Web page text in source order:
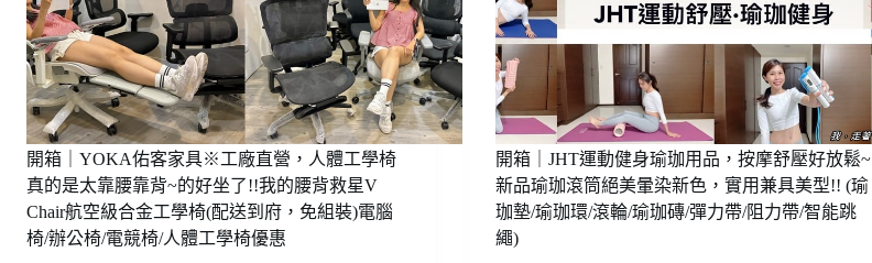
店，
全
新
極
恐
惡
夢
【INSANE】
不
用
動
化
循
環
扇，
現
代
化
質
感
設
計!
開箱｜YOKA佑客家具※工廠直營，人體工學椅
真的是太靠腰靠背~的好坐了!!我的腰背救星V
Chair航空級合金工學椅(配送到府，免組裝)電腦
椅/辦公椅/電競椅/人體工學椅優惠
開箱｜JHT運動健身瑜珈用品，按摩舒壓好放鬆~
新品瑜珈滾筒絕美暈染新色，實用兼具美型!! (瑜
珈墊/瑜珈環/滾輪/瑜珈磚/彈力帶/阻力帶/智能跳
繩)